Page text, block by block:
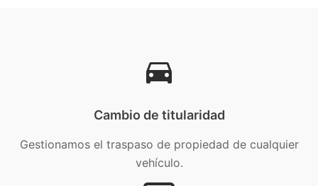
Cambio de titularidad
Gestionamos el traspaso de propiedad de cualquier
vehículo.